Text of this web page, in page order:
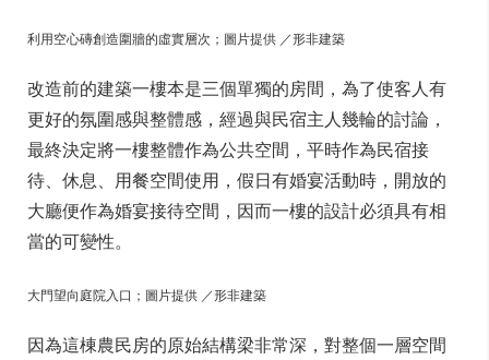
利用空心磚創造圍牆的虛實層次；圖片提供 ／形非建築
改造前的建築一樓本是三個單獨的房間，為了使客人有
更好的氛圍感與整體感，經過與民宿主人幾輪的討論，
最終決定將一樓整體作為公共空間，平時作為民宿接
待、休息、用餐空間使用，假日有婚宴活動時，開放的
大廳便作為婚宴接待空間，因而一樓的設計必須具有相
當的可變性。
大門望向庭院入口；圖片提供 ／形非建築
因為這棟農民房的原始結構梁非常深，對整個一層空間